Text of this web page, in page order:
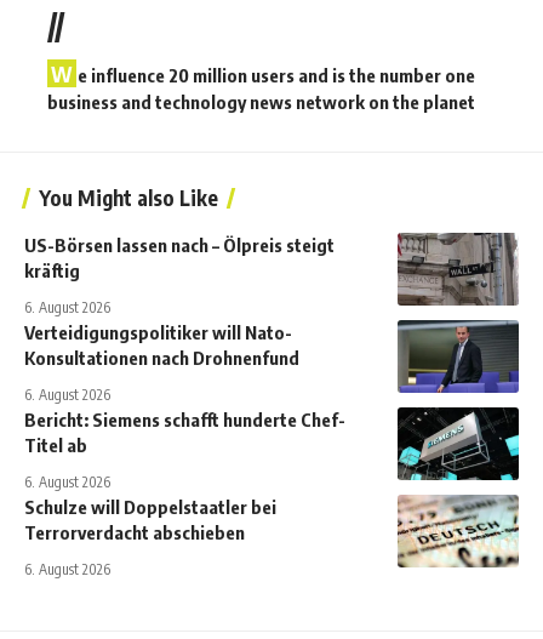
//
W e influence 20 million users and is the number one
business and technology news network on the planet
You Might also Like
US-Börsen lassen nach – Ölpreis steigt
kräftig
6. August 2026
Verteidigungspolitiker will Nato-
Konsultationen nach Drohnenfund
6. August 2026
Bericht: Siemens schafft hunderte Chef-
Titel ab
6. August 2026
Schulze will Doppelstaatler bei
Terrorverdacht abschieben
6. August 2026